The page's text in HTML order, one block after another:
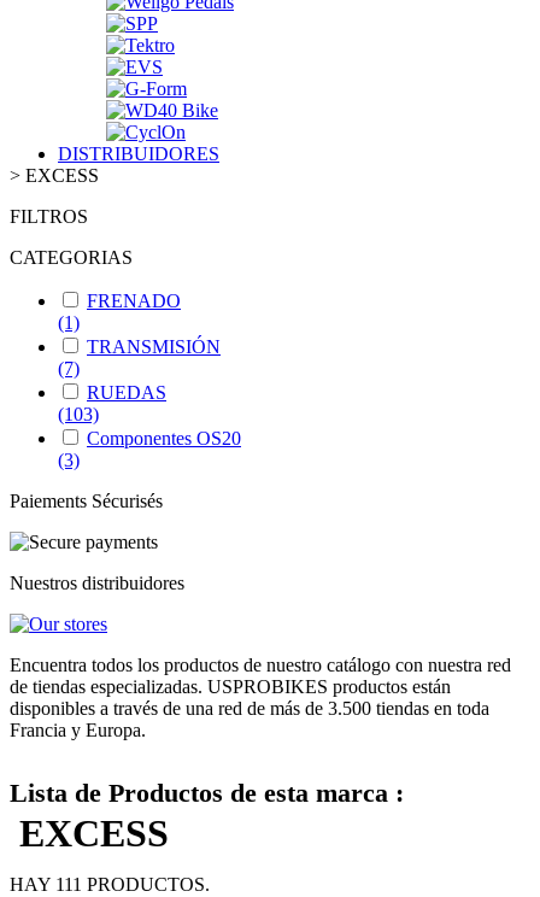
DISTRIBUIDORES
> EXCESS
FILTROS
CATEGORIAS
FRENADO
(1)
TRANSMISIÓN
(7)
RUEDAS
(103)
Componentes OS20
(3)
Paiements Sécurisés
Nuestros distribuidores
Encuentra todos los productos de nuestro catálogo con nuestra red
de tiendas especializadas. USPROBIKES productos están
disponibles a través de una red de más de 3.500 tiendas en toda
Francia y Europa.
Lista de Productos de esta marca :
EXCESS
HAY 111 PRODUCTOS.